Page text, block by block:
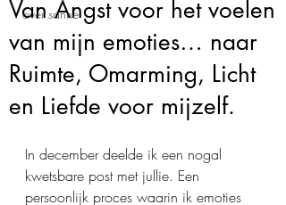
over sanne
Van Angst voor het voelen
van mijn emoties… naar
Ruimte, Omarming, Licht
en Liefde voor mijzelf.
In december deelde ik een nogal
kwetsbare post met jullie. Een
persoonlijk proces waarin ik emoties